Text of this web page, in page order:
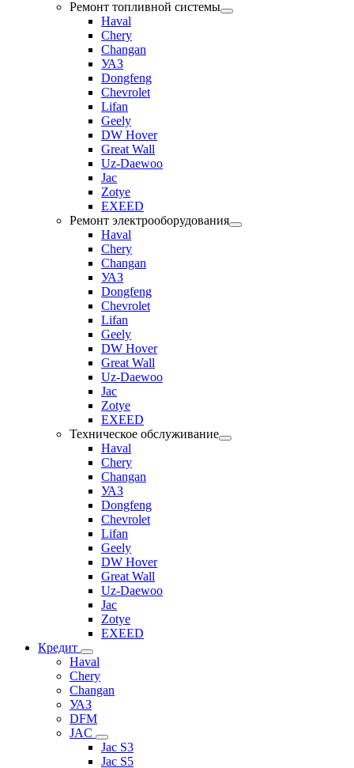
Ремонт топливной системы
Haval
Chery
Changan
УАЗ
Dongfeng
Chevrolet
Lifan
Geely
DW Hover
Great Wall
Uz-Daewoo
Jac
Zotye
EXEED
Ремонт электрооборудования
Haval
Chery
Changan
УАЗ
Dongfeng
Chevrolet
Lifan
Geely
DW Hover
Great Wall
Uz-Daewoo
Jac
Zotye
EXEED
Техническое обслуживание
Haval
Chery
Changan
УАЗ
Dongfeng
Chevrolet
Lifan
Geely
DW Hover
Great Wall
Uz-Daewoo
Jac
Zotye
EXEED
Кредит
Haval
Chery
Changan
УАЗ
DFM
JAC
Jac S3
Jac S5